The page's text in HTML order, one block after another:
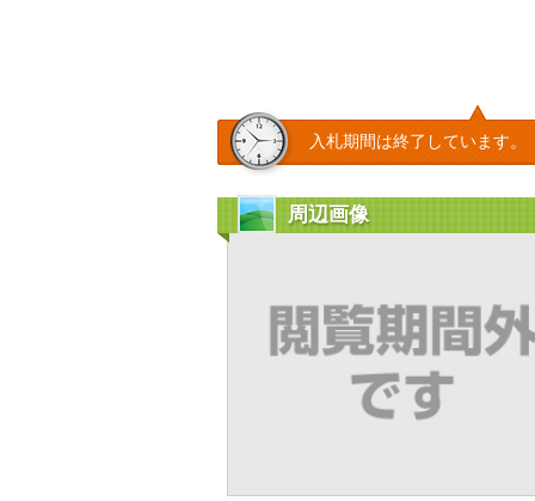
入札期間は終了しています。
周辺画像